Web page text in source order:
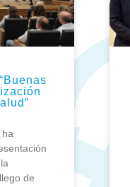
de